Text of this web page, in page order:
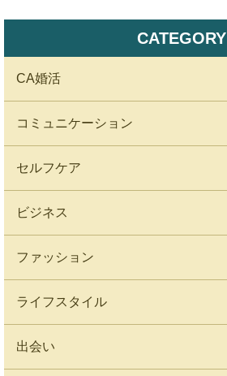
CATEGORY
CA婚活
コミュニケーション
セルフケア
ビジネス
ファッション
ライフスタイル
出会い